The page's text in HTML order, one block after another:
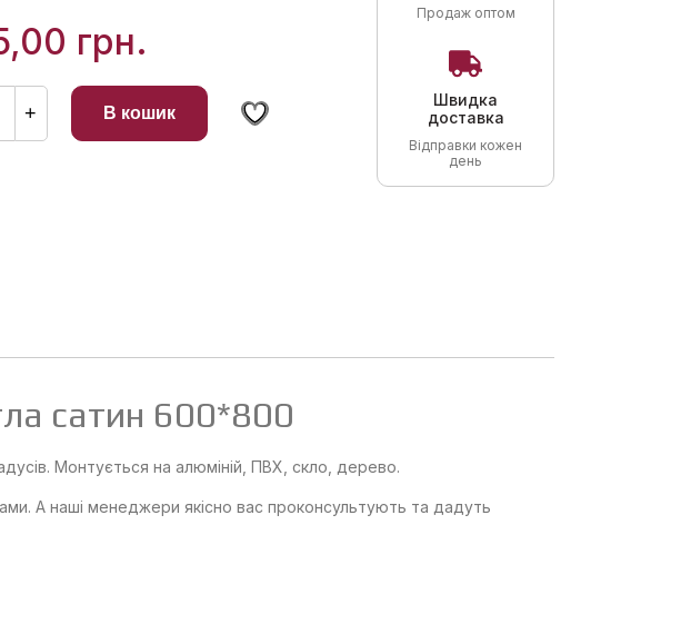
грн.
+ В кошик
Продаж оптом
Швидка
доставка
Відправки кожен
день
сатин 600*800
Монтується на алюміній, ПВХ, скло, дерево.
А наші менеджери якісно вас проконсультують та дадуть